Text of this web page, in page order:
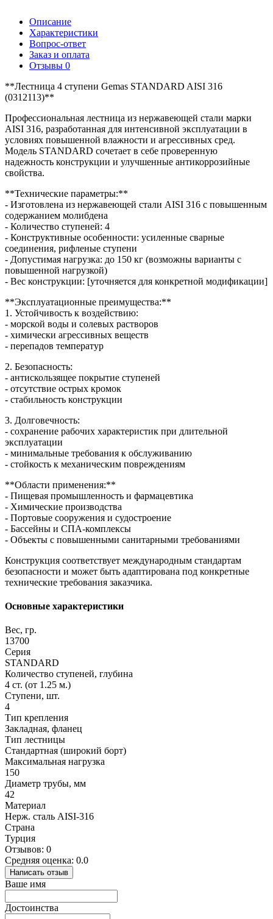
Описание
Характеристики
Вопрос-ответ
Заказ и оплата
Отзывы 0
**Лестница 4 ступени Gemas STANDARD AISI 316
(0312113)**
Профессиональная лестница из нержавеющей стали марки
AISI 316, разработанная для интенсивной эксплуатации в
условиях повышенной влажности и агрессивных сред.
Модель STANDARD сочетает в себе проверенную
надежность конструкции и улучшенные антикоррозийные
свойства.
**Технические параметры:**
- Изготовлена из нержавеющей стали AISI 316 с повышенным
содержанием молибдена
- Количество ступеней: 4
- Конструктивные особенности: усиленные сварные
соединения, рифленые ступени
- Допустимая нагрузка: до 150 кг (возможны варианты с
повышенной нагрузкой)
- Вес конструкции: [уточняется для конкретной модификации]
**Эксплуатационные преимущества:**
1. Устойчивость к воздействию:
- морской воды и солевых растворов
- химически агрессивных веществ
- перепадов температур
2. Безопасность:
- антискользящее покрытие ступеней
- отсутствие острых кромок
- стабильность конструкции
3. Долговечность:
- сохранение рабочих характеристик при длительной
эксплуатации
- минимальные требования к обслуживанию
- стойкость к механическим повреждениям
**Области применения:**
- Пищевая промышленность и фармацевтика
- Химические производства
- Портовые сооружения и судостроение
- Бассейны и СПА-комплексы
- Объекты с повышенными санитарными требованиями
Конструкция соответствует международным стандартам
безопасности и может быть адаптирована под конкретные
технические требования заказчика.
Основные характеристики
Вес, гр.
13700
Серия
STANDARD
Количество ступеней, глубина
4 ст. (от 1.25 м.)
Ступени, шт.
4
Тип крепления
Закладная, фланец
Тип лестницы
Стандартная (широкий борт)
Максимальная нагрузка
150
Диаметр трубы, мм
42
Материал
Нерж. сталь AISI-316
Страна
Турция
Отзывов: 0
Средняя оценка: 0.0
Написать отзыв
Ваше имя
Достоинства